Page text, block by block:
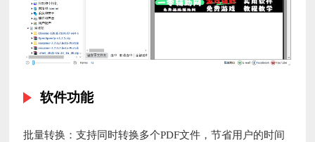
软件功能
批量转换：支持同时转换多个PDF文件，节省用户的时间